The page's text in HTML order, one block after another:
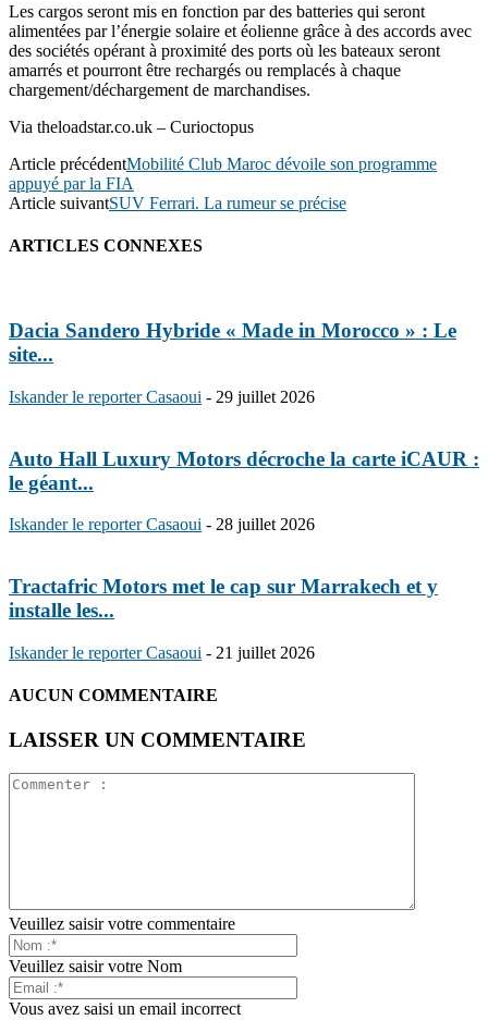
Les cargos seront mis en fonction par des batteries qui seront
alimentées par l’énergie solaire et éolienne grâce à des accords avec
des sociétés opérant à proximité des ports où les bateaux seront
amarrés et pourront être rechargés ou remplacés à chaque
chargement/déchargement de marchandises.
Via theloadstar.co.uk – Curioctopus
Article précédentMobilité Club Maroc dévoile son programme
appuyé par la FIA
Article suivantSUV Ferrari. La rumeur se précise
ARTICLES CONNEXES
Dacia Sandero Hybride « Made in Morocco » : Le
site...
Iskander le reporter Casaoui - 29 juillet 2026
Auto Hall Luxury Motors décroche la carte iCAUR :
le géant...
Iskander le reporter Casaoui - 28 juillet 2026
Tractafric Motors met le cap sur Marrakech et y
installe les...
Iskander le reporter Casaoui - 21 juillet 2026
AUCUN COMMENTAIRE
LAISSER UN COMMENTAIRE
Veuillez saisir votre commentaire
Veuillez saisir votre Nom
Vous avez saisi un email incorrect